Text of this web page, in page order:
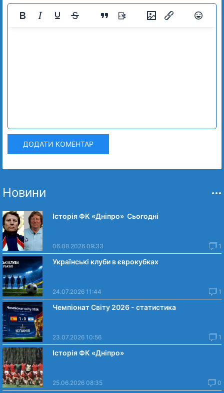
ДОДАТИ КОМЕНТАР
Новини
Історія ФК «Дніпро» Сьогодні
06.08.2026 09:33 1
Українські клуби в єврокубках
24.07.2026 11:44 1
Чемпіонат Світу 2026 - статистика
23.07.2026 10:56 1
Історія ФК «Дніпро»
25.06.2026 08:35 0